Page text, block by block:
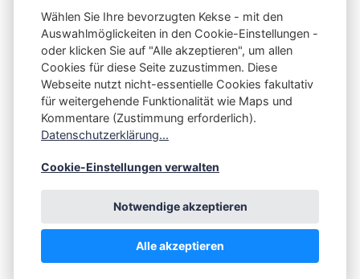
S3N🧩NET
Integrating Open-Source Blog Network (iOSBN)
Impressum
Kontakt
💪by☕ ❤️ & Publii CMS
Wählen Sie Ihre bevorzugten Kekse - mit den
Auswahlmöglickeiten in den Cookie-Einstellungen -
oder klicken Sie auf "Alle akzeptieren", um allen
Cookies für diese Seite zuzustimmen. Diese
Webseite nutzt nicht-essentielle Cookies fakultativ
für weitergehende Funktionalität wie Maps und
Kommentare (Zustimmung erforderlich).
Datenschutzerklärung...
Cookie-Einstellungen verwalten
Notwendige akzeptieren
Alle akzeptieren